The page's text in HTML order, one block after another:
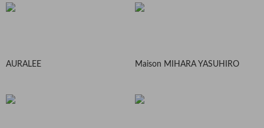
AURALEE Maison MIHARA YASUHIRO